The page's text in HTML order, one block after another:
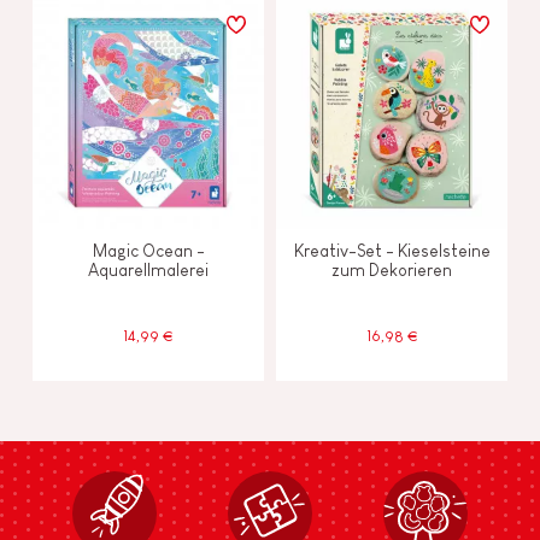
Magic Ocean -
Aquarellmalerei
14,99 €
Kreativ-Set - Kieselsteine
zum Dekorieren
16,98 €